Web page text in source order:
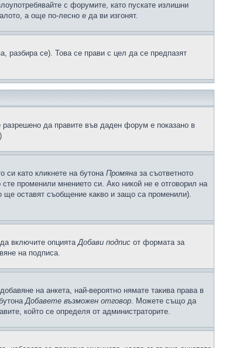
с форумите, като пускате излишни
а още по-лесно е да ви изгонят.
разбира се). Това се прави с цел да се предпазят
да правите във даден форум е показано в
като кликнете на бутона Промяна за съответното
променили мнението си. Ако никой не е отговорил на
ще оставят съобщение какво и защо са променили).
включите опциятаДобави подпис от формата за
на подписа.
на анкета, най-вероятно нямате такива права в
Добавете възможен отговор. Можете също да
който се определя от администраторите.